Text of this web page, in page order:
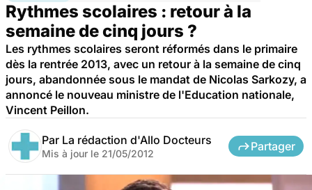
Rythmes scolaires : retour à la
semaine de cinq jours ?
Les rythmes scolaires seront réformés dans le primaire
dès la rentrée 2013, avec un retour à la semaine de cinq
jours, abandonnée sous le mandat de Nicolas Sarkozy, a
annoncé le nouveau ministre de l'Education nationale,
Vincent Peillon.
Par La rédaction d'Allo Docteurs
Mis à jour le 21/05/2012
Partager